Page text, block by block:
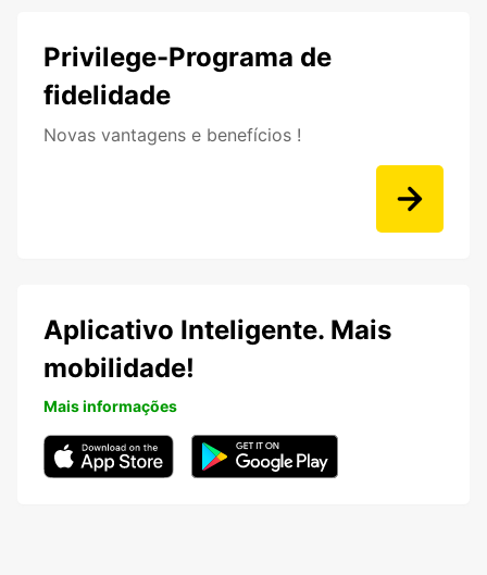
Privilege-Programa de
fidelidade
Novas vantagens e benefícios !
Aplicativo Inteligente. Mais
mobilidade!
Mais informações